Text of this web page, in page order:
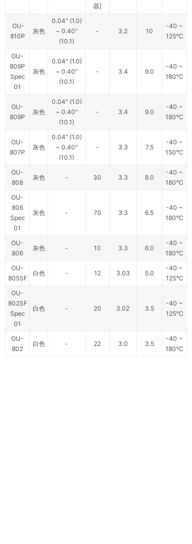
器]
OU-
810P
灰色
0.04" (1.0)
~ 0.40"
(10.1)
- 3.2 10
-40 ~
125°C
OU-
809P
Spec
01
灰色
0.04" (1.0)
~ 0.40"
(10.1)
- 3.4 9.0
-40 ~
180°C
OU-
809P
灰色
0.04" (1.0)
~ 0.40"
(10.1)
- 3.4 9.0
-40 ~
180°C
OU-
807P
灰色
0.04" (1.0)
~ 0.40"
(10.1)
- 3.3 7.5
-40 ~
150°C
OU-
808
灰色 - 30 3.3 8.0
-40 ~
180°C
OU-
806
Spec
01
灰色 - 70 3.3 6.5
-40 ~
180°C
OU-
806
灰色 - 10 3.3 6.0
-40 ~
180°C
OU-
805SF
白色 - 12 3.03 5.0
-40 ~
125°C
OU-
802SF
Spec
01
白色 - 20 3.02 3.5
-40 ~
125°C
OU-
802
白色 - 22 3.0 3.5
-40 ~
180°C